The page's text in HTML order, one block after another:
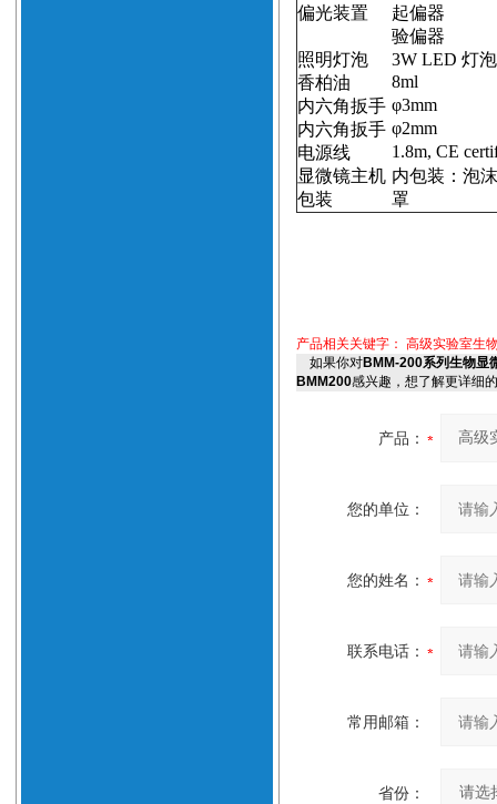
偏光装置
起偏器
验偏器
照明灯泡
3W LED 灯泡
香柏油
8ml
内六角扳手 φ3mm
内六角扳手 φ2mm
电源线
1.8m, CE
显微镜主机
包装
内包装：泡
罩
产品相关关键字： 高级实验室生
如果你对BMM-200系列生物显
BMM200感兴趣，想了解更详细
产品：
您的单位：
您的姓名：
联系电话：
常用邮箱：
省份：